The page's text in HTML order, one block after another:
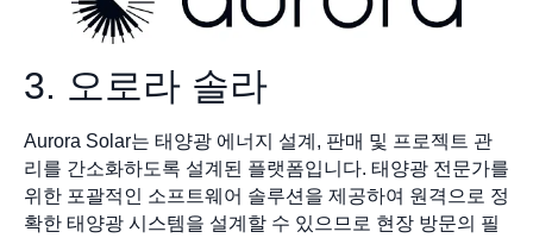
3. 오로라 솔라
Aurora Solar는 태양광 에너지 설계, 판매 및 프로젝트 관
리를 간소화하도록 설계된 플랫폼입니다. 태양광 전문가를
위한 포괄적인 소프트웨어 솔루션을 제공하여 원격으로 정
확한 태양광 시스템을 설계할 수 있으므로 현장 방문의 필